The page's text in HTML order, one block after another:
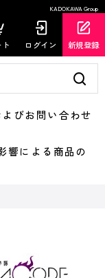
KADOKAWA Group
ログイン 新規登録
びお問い合わせ
による商品の